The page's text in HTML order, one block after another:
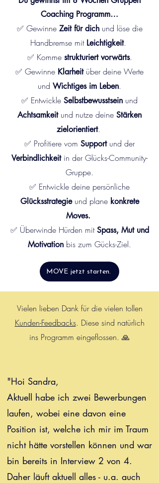
Coaching Programm…
✅ Gewinne Zeit für dichund löse die
Handbremse mit Leichtigkeit.
✅ Kommestrukturiert vorwärts.
✅ Gewinne Klarheitüber deine Werte
und Wichtiges im Leben.
✅ Entwickle Selbstbewusstsein und
Achtsamkeitund nutze deine Stärken
zielorientiert.
✅ Profitiere vom Supportund der
Verbindlichkeitin der Glücks-Community-
Gruppe.
✅ Entwickle deine persönliche
Glücksstrategieund plane konkrete
Moves.
✅ Überwinde Hürden mitSpass, Mut und
Motivation bis zum Gücks-Ziel.
MOVE jetzt starten.
Vielen lieben Dank für die vielen tollen
Kunden-Feedbacks. Diese sind natürlich
ins Programm eingeflossen. 🙏
"Hoi Sandra,
Aktuell habe ich zwei Bewerbungen
laufen, wobei eine davon eine
Position ist, welche ich mir im Traum
nicht hätte vorstellen können und war
bin bereits in Interview 2 von 4.
Daher läuft aktuell alles - u.a. auch